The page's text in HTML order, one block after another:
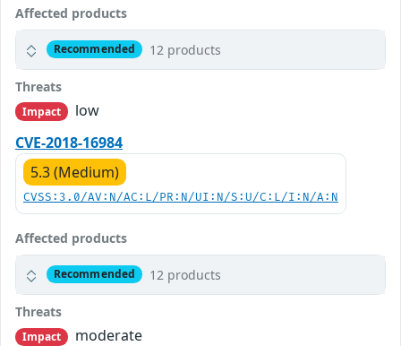
Affected products
Recommended 12 products
Threats
Impact
low
CVE-2018-16984
5.3 (Medium)
CVSS:3.0/AV:N/AC:L/PR:N/UI:N/S:U/C:L/I:N/A:N
Affected products
Recommended 12 products
Threats
Impact
moderate